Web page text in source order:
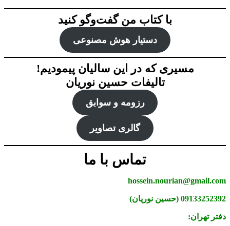
با کتاب من گفت‌‌وگو کنید
دستیار هوش‌ مصنوعی
مسیری که در این سالیان پیمودیم!
تالیفات حسین نوریان
رزومه و سوابق
گالری تصاویر
تماس با ما
hossein.nourian@gmail.com
09133252392 (حسین نوریان)
دفتر تهران: